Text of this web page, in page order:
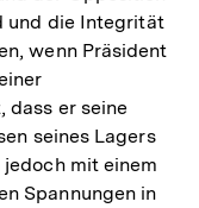
und die Integrität
wenn Präsident
dass er seine
seines Lagers
mit einem
Spannungen in